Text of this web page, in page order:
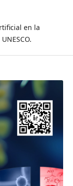
en la